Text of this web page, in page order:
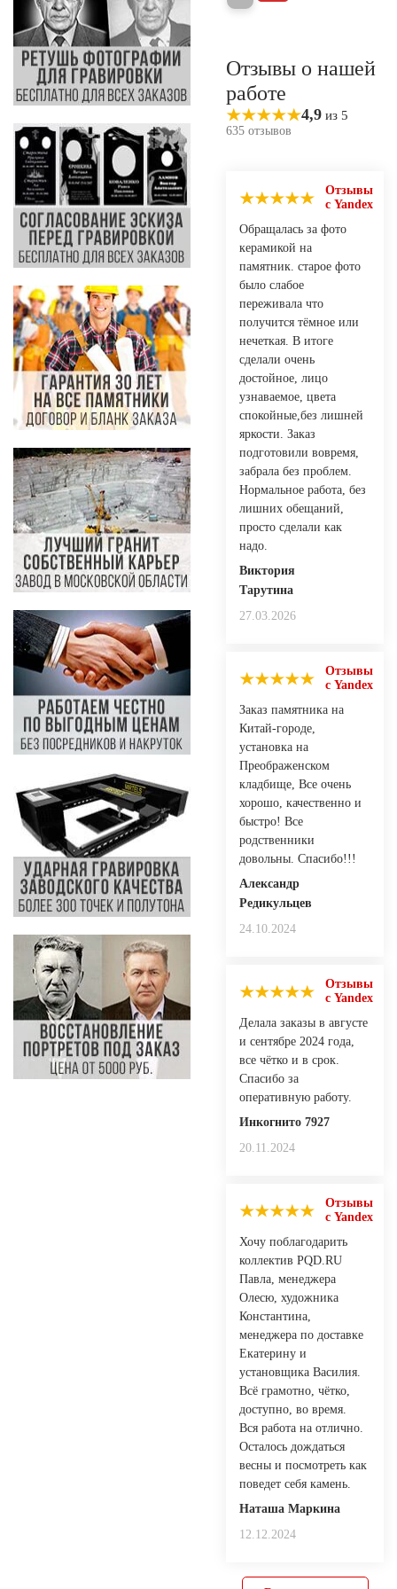
Отзывы о нашей
работе
4,9 из 5
635 отзывов
Отзывы
с Yandex
Обращалась за фото
керамикой на
памятник. старое фото
было слабое
переживала что
получится тёмное или
нечеткая. В итоге
сделали очень
достойное, лицо
узнаваемое, цвета
спокойные,без лишней
яркости. Заказ
подготовили вовремя,
забрала без проблем.
Нормальное работа, без
лишних обещаний,
просто сделали как
надо.
Виктория
Тарутина
27.03.2026
Отзывы
с Yandex
Заказ памятника на
Китай-городе,
установка на
Преображенском
кладбище, Все очень
хорошо, качественно и
быстро! Все
родственники
довольны. Спасибо!!!
Александр
Редикульцев
24.10.2024
Отзывы
с Yandex
Делала заказы в августе
и сентябре 2024 года,
все чётко и в срок.
Спасибо за
оперативную работу.
Инкогнито 7927
20.11.2024
Отзывы
с Yandex
Хочу поблагодарить
коллектив PQD.RU
Павла, менеджера
Олесю, художника
Константина,
менеджера по доставке
Екатерину и
установщика Василия.
Всё грамотно, чётко,
доступно, во время.
Вся работа на отлично.
Осталось дождаться
весны и посмотреть как
поведет себя камень.
Наташа Маркина
12.12.2024